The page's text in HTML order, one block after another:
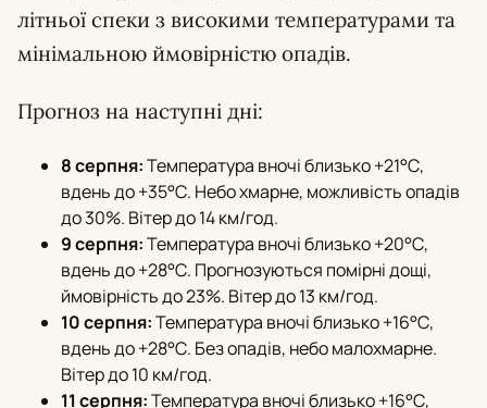
літньої спеки з високими температурами та
мінімальною ймовірністю опадів.
Прогноз на наступні дні:
8 серпня:Температура вночі близько +21°С,
вдень до +35°С. Небо хмарне, можливість опадів
до 30%. Вітер до 14 км/год.
9 серпня:Температура вночі близько +20°С,
вдень до +28°С. Прогнозуються помірні дощі,
ймовірність до 23%. Вітер до 13 км/год.
10 серпня:Температура вночі близько +16°С,
вдень до +28°С. Без опадів, небо малохмарне.
Вітер до 10 км/год.
11 серпня:Температура вночі близько +16°С,